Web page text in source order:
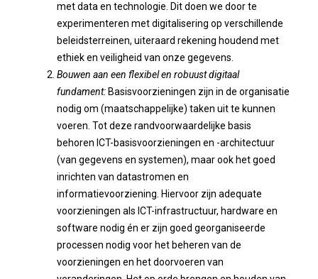
met data en technologie. Dit doen we door te
experimenteren met digitalisering op verschillende
beleidsterreinen, uiteraard rekening houdend met
ethiek en veiligheid van onze gegevens.
Bouwen aan een flexibel en robuust digitaal
fundament: Basisvoorzieningen zijn in de organisatie
nodig om (maatschappelijke) taken uit te kunnen
voeren. Tot deze randvoorwaardelijke basis
behoren ICT-basisvoorzieningen en -architectuur
(van gegevens en systemen), maar ook het goed
inrichten van datastromen en
informatievoorziening. Hiervoor zijn adequate
voorzieningen als ICT-infrastructuur, hardware en
software nodig én er zijn goed georganiseerde
processen nodig voor het beheren van de
voorzieningen en het doorvoeren van